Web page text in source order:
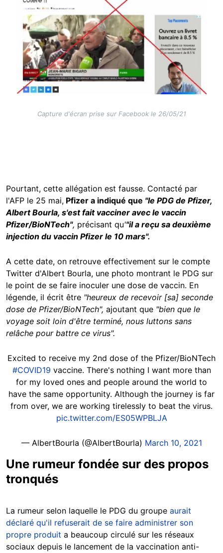
Capture d'écran prise sur Facebook le 26/05/21
Pourtant, cette allégation est fausse. Contacté par
l'AFP le 25 mai, Pfizer a indiqué que "le PDG de Pfizer,
Albert Bourla, s'est fait vacciner avec le vaccin
Pfizer/BioNTech", précisant qu'"ila reçu sa deuxième
injection du vaccin Pfizer le 10 mars".
A cette date, on retrouve effectivement sur le compte
Twitter d'Albert Bourla, une photo montrant le PDG sur
le point de se faire inoculer une dose de vaccin. En
légende, il écrit être "heureux de recevoir [sa] seconde
dose de Pfizer/BioNTech", ajoutant que "bien que le
voyage soit loin d'être terminé, nous luttons sans
relâche pour battre ce virus".
Excited to receive my 2nd dose of the Pfizer/BioNTech
#COVID19 vaccine. There's nothing I want more than
for my loved ones and people around the world to
have the same opportunity. Although the journey is far
from over, we are working tirelessly to beat the virus.
pic.twitter.com/ES05WPBLJA
— AlbertBourla (@AlbertBourla) March 10, 2021
Une rumeur fondée sur des propos
tronqués
La rumeur selon laquelle le PDG du groupe aurait
déclaré qu'il refuserait de se faire administrer son
propre produit a beaucoup circulé sur les réseaux
sociaux depuis le lancement de la vaccination anti-